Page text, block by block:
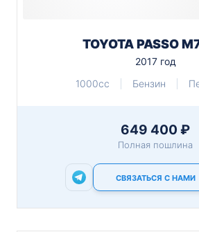
TOYOTA PASSO
2017 год
1000cc
Бензин
649 400 ₽
Полная пошлина
СВЯЗАТЬСЯ С НАМИ